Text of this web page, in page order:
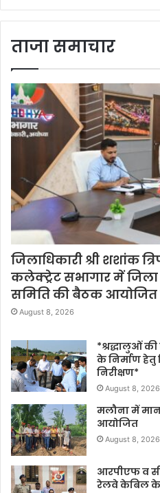
ताजा समाचार
जिलाधिकारी श्री शशांक
कलेक्ट्रेट सभागार में जिला
समिति की बैठक आयोजित
August 8, 2026
*श्रद्धालुओं
के निर्माण हेतु
निरीक्षण*
August 8, 2026
मलौना में
आयोजित
August 8, 2026
आरपीएफ व
रेलवे केबिल के